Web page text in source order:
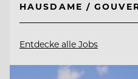
HAUSDAME /
Entdecke alle Jobs